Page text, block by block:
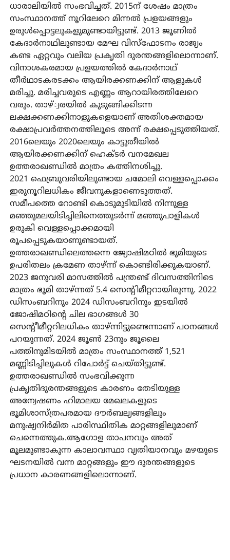
ധാരാലിയിൽ സംഭവിച്ചത്. 2015ന് ശേഷം മാത്രം
സംസ്ഥാനത്ത് നൂറിലേറെ മിന്നൽ പ്രളയങ്ങളും
ഉരുൾപ്പൊട്ടലുകളുമുണ്ടായിട്ടുണ്ട്. 2013 ജൂണിൽ
കേദാർനാഥിലുണ്ടായ മേഘ വിസ്‌ഫോടനം രാജ്യം
കണ്ട ഏറ്റവും വലിയ പ്രകൃതി ദുരന്തങ്ങളിലൊന്നാണ്.
വിനാശകരമായ പ്രളയത്തിൽ കേദാർനാഥ്
തീർഥാടകരടക്കം ആയിരക്കണക്കിന് ആളുകൾ
മരിച്ചു. മരിച്ചവരുടെ എണ്ണം ആറായിരത്തിലേറെ
വരും. താഴ്്വരയിൽ കുടുങ്ങിക്കിടന്ന
ലക്ഷക്കണക്കിനാളുകളെയാണ് അതിശക്തമായ
രക്ഷാപ്രവർത്തനത്തിലൂടെ അന്ന് രക്ഷപ്പെടുത്തിയത്.
2016ലെയും 2020ലെയും കാട്ടുതീയിൽ
ആയിരക്കണക്കിന് ഹെക്ടർ വനമേഖല
ഉത്തരാഖണ്ഡിൽ മാത്രം കത്തിനശിച്ചു.
2021 ഫെബ്രുവരിയിലുണ്ടായ ചമോലി വെള്ളപ്പൊക്കം
ഇരുനൂറിലധികം ജീവനുകളാണെടുത്തത്.
സമീപത്തെ റോണ്ടി കൊടുമുടിയിൽ നിന്നുള്ള
മഞ്ഞുമലയിടിച്ചിലിനെത്തുടർന്ന് മഞ്ഞുപാളികൾ
ഉരുകി വെള്ളപ്പൊക്കമായി
രൂപപ്പെടുകയാണുണ്ടായത്.
ഉത്തരാഖണ്ഡിലെത്തന്നെ ജ്യോഷിമഠിൽ ഭുമിയുടെ
ഉപരിതലം ക്രമേണ താഴ്ന്ന് കൊണ്ടിരിക്കുകയാണ്.
2023 ജനുവരി മാസത്തിൽ പന്ത്രണ്ട് ദിവസത്തിനിടെ
മാത്രം ഭൂമി താഴ്ന്നത് 5.4 സെന്റിമീറ്ററായിരുന്നു. 2022
ഡിസംബറിനും 2024 ഡിസംബറിനും ഇടയിൽ
ജോഷിമഠിന്റെ ചില ഭാഗങ്ങൾ 30
സെന്റീമീറ്ററിലധികം താഴ്ന്നിട്ടുണ്ടെന്നാണ് പഠനങ്ങൾ
പറയുന്നത്. 2024 ജൂൺ 23നും ജൂലൈ
പത്തിനുമിടയിൽ മാത്രം സംസ്ഥാനത്ത് 1,521
മണ്ണിടിച്ചിലുകൾ റിപോർട്ട് ചെയ്തിട്ടുണ്ട്.
ഉത്തരാഖണ്ഡിൽ സംഭവിക്കുന്ന
പ്രകൃതിദുരന്തങ്ങളുടെ കാരണം തേടിയുള്ള
അന്വേഷണം ഹിമാലയ മേഖലകളുടെ
ഭൂമിശാസ്ത്രപരമായ ദൗർബല്യങ്ങളിലും
മനുഷ്യനിർമിത പാരിസ്ഥിതിക മാറ്റങ്ങളിലുമാണ്
ചെന്നെത്തുക.ആഗോള താപനവും അത്
മൂലമുണ്ടാകുന്ന കാലാവസ്ഥാ വ്യതിയാനവും മഴയുടെ
ഘടനയിൽ വന്ന മാറ്റങ്ങളും ഈ ദുരന്തങ്ങളുടെ
പ്രധാന കാരണങ്ങളിലൊന്നാണ്.